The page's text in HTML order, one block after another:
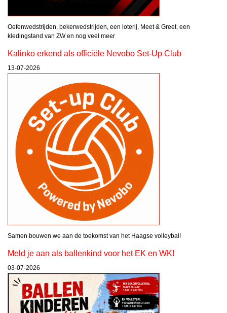
Oefenwedstrijden, bekerwedstrijden, een loterij, Meet & Greet, een
kledingstand van ZW en nog veel meer
Kalinko erkend als officiële Nevobo Set-Up Club
13-07-2026
Samen bouwen we aan de toekomst van het Haagse volleybal!
Meld je aan als ballenkind voor het EK en WK!
03-07-2026